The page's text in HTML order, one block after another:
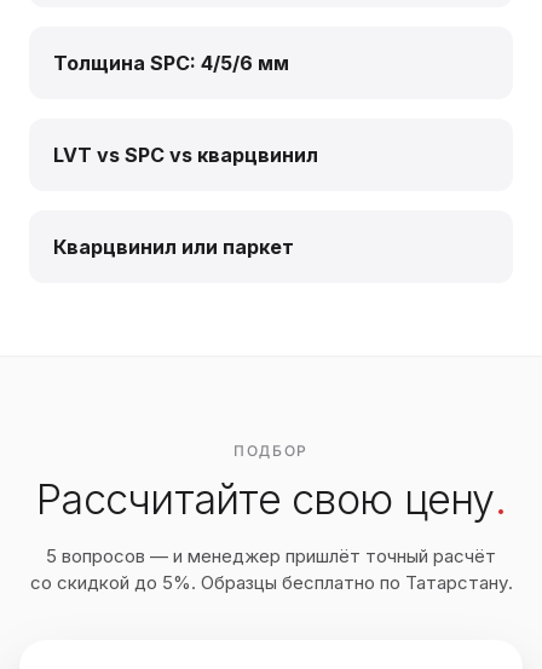
Толщина SPC: 4/5/6 мм
LVT vs SPC vs кварцвинил
Кварцвинил или паркет
ПОДБОР
Рассчитайте свою цену.
5 вопросов — и менеджер пришлёт точный расчёт
со скидкой до 5%. Образцы бесплатно по Татарстану.